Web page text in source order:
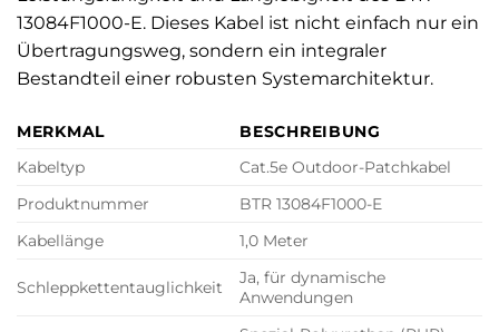
13084F1000-E. Dieses Kabel ist nicht einfach nur ein
Übertragungsweg, sondern ein integraler
Bestandteil einer robusten Systemarchitektur.
MERKMAL
BESCHREIBUNG
Kabeltyp
Cat.5e Outdoor-Patchkabel
Produktnummer
BTR 13084F1000-E
Kabellänge
1,0 Meter
Schleppkettentauglichkeit
Ja, für dynamische
Anwendungen